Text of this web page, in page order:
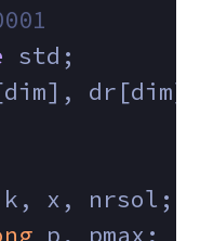
std;
x, nrsol;
p, pmax;